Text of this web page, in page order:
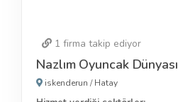
1 firma takip ediyor
Nazlım Oyuncak Dünyası
iskenderun /Hatay